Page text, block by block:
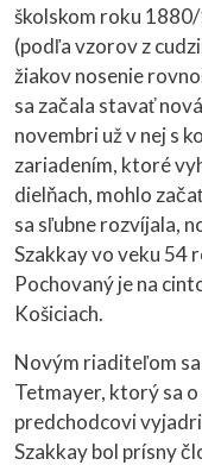
školskom roku
(podľa vzorov z
žiakov nosenie
sa začala stavať
novembri už v nej s
zariadením, ktoré
dielňach, mohlo
sa sľubne rozvíjala,
Szakkay vo veku 54
Pochovaný je na
Košiciach.
Novým riaditeľom
Tetmayer, ktorý sa
predchodcovi
Szakkay bol prísny